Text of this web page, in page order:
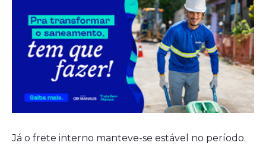
Já o frete interno manteve-se estável no período.